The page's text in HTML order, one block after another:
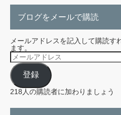
ブログをメールで購読
メールアドレスを記入して購読す
ます。
メ
ー
ル
ア
ド
レ
登録
218人の購読者に加わりましょう